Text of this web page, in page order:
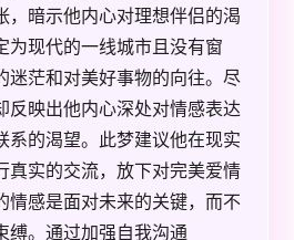
，暗示他内心对理想伴侣的渴
为现代的一线城市且没有窗
迷茫和对美好事物的向往。尽
反映出他内心深处对情感表达
系的渴望。此梦建议他在现实
真实的交流，放下对完美爱情
情感是面对未来的关键，而不
缚。通过加强自我沟通